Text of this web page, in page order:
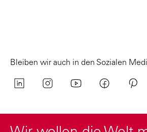
Bleiben wir auch in den Sozialen